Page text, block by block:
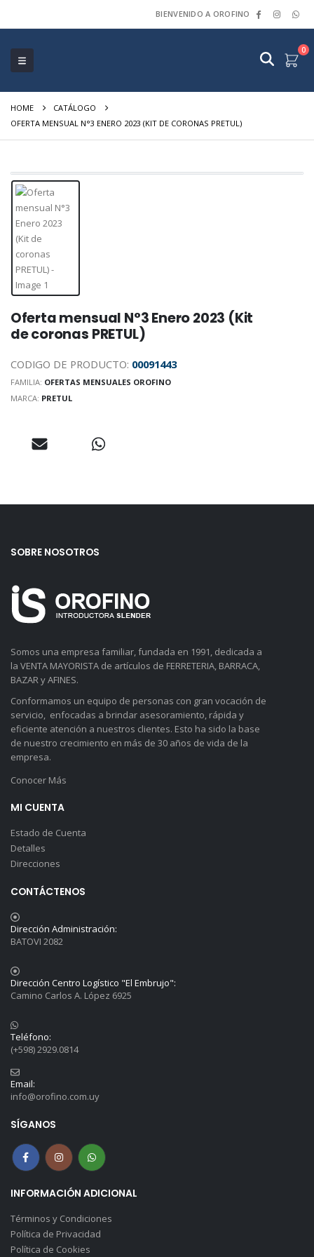
BIENVENIDO A OROFINO
0
HOME
CATÁLOGO
OFERTA MENSUAL N°3 ENERO 2023 (KIT DE CORONAS PRETUL)
Oferta mensual N°3 Enero 2023 (Kit
de coronas PRETUL)
CODIGO DE PRODUCTO: 00091443
FAMILIA: OFERTAS MENSUALES OROFINO
MARCA: PRETUL
SOBRE NOSOTROS
Somos una empresa familiar, fundada en 1991, dedicada a
la VENTA MAYORISTA de artículos de FERRETERIA, BARRACA,
BAZAR y AFINES.
Conformamos un equipo de personas con gran vocación de
servicio, enfocadas a brindar asesoramiento, rápida y
eficiente atención a nuestros clientes. Esto ha sido la base
de nuestro crecimiento en más de 30 años de vida de la
empresa.
Conocer Más
MI CUENTA
Estado de Cuenta
Detalles
Direcciones
CONTÁCTENOS
Dirección Administración:
BATOVI 2082
Dirección Centro Logístico "El Embrujo":
Camino Carlos A. López 6925
Teléfono:
(+598) 2929.0814
Email:
info@orofino.com.uy
SÍGANOS
INFORMACIÓN ADICIONAL
Términos y Condiciones
Política de Privacidad
Política de Cookies